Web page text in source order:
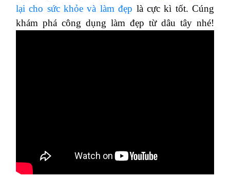
lại cho sức khỏe và làm đẹp là cực kì tốt. Cúng
khám phá công dụng làm đẹp từ dâu tây nhé!